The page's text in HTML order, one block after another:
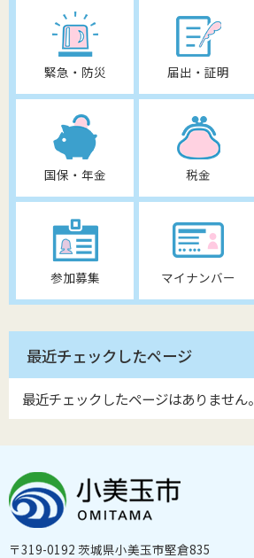
緊急・防災 届出・証明
国保・年金 税金
参加募集 マイナンバー
最近チェックしたページ
最近チェックしたページはありません。
〒319-0192 茨城県小美玉市堅倉835